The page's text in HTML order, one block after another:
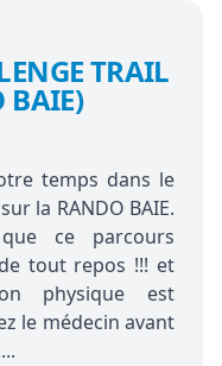
TRAIL
BAIE)
temps dans le
sur la RANDO BAIE.
ce parcours
tout repos !!! et
physique est
le médecin avant